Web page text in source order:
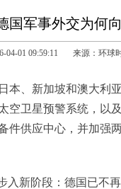
国军事外交为何
04-01 09:59:11 来源：环球
本、新加坡和澳大利
空卫星预警系统，以
件供应中心，并加强
入新阶段：德国已不